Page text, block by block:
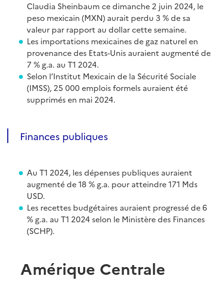
Claudia Sheinbaum ce dimanche 2 juin 2024, le
peso mexicain (MXN) aurait perdu 3 % de sa
valeur par rapport au dollar cette semaine.
Les importations mexicaines de gaz naturel en
provenance des Etats-Unis auraient augmenté de
7 % g.a. au T1 2024.
Selon l’Institut Mexicain de la Sécurité Sociale
(IMSS), 25 000 emplois formels auraient été
supprimés en mai 2024.
Finances publiques
Au T1 2024, les dépenses publiques auraient
augmenté de 18 % g.a. pour atteindre 171 Mds
USD.
Les recettes budgétaires auraient progressé de 6
% g.a. au T1 2024 selon le Ministère des Finances
(SCHP).
Amérique Centrale